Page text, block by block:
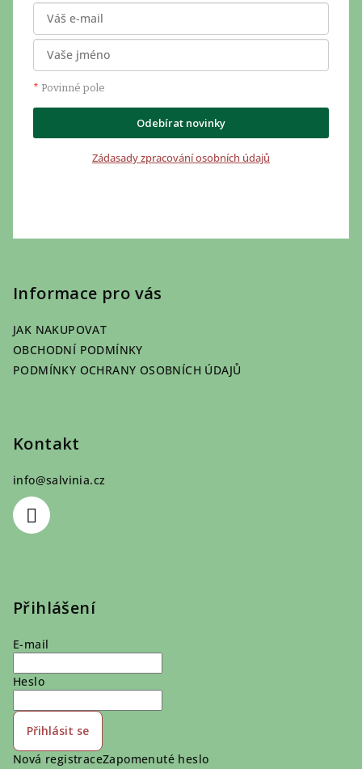
* Povinné pole
Odebírat novinky
Zádasady zpracování osobních údajů
Informace pro vás
JAK NAKUPOVAT
OBCHODNÍ PODMÍNKY
PODMÍNKY OCHRANY OSOBNÍCH ÚDAJŮ
Kontakt
info@salvinia.cz
Přihlášení
E-mail
Heslo
Přihlásit se
Nová registraceZapomenuté heslo